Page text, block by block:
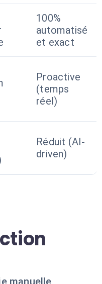
100%
automatisé
et exact
Proactive
(temps
réel)
Réduit (AI-
driven)
manuelle